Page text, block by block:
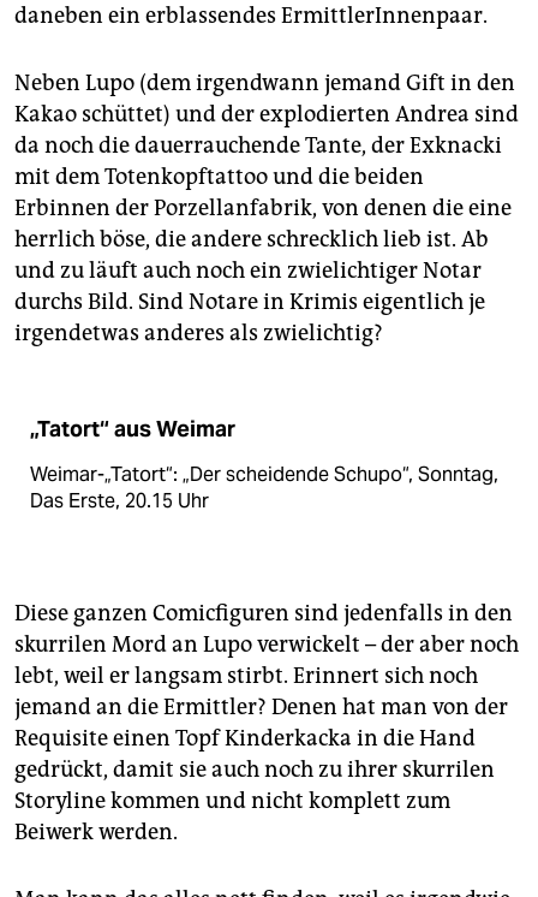
daneben ein erblassendes ErmittlerInnenpaar.
Neben Lupo (dem irgendwann jemand Gift in den
Kakao schüttet) und der explodierten Andrea sind
da noch die dauerrauchende Tante, der Exknacki
mit dem Totenkopftattoo und die beiden
Erbinnen der Porzellanfabrik, von denen die eine
herrlich böse, die andere schrecklich lieb ist. Ab
und zu läuft auch noch ein zwielichtiger Notar
durchs Bild. Sind Notare in Krimis eigentlich je
irgendetwas anderes als zwielichtig?
„Tatort“ aus Weimar
Weimar-„Tatort“: „Der scheidende Schupo“, Sonntag,
Das Erste, 20.15 Uhr
Diese ganzen Comicfiguren sind jedenfalls in den
skurrilen Mord an Lupo verwickelt – der aber noch
lebt, weil er langsam stirbt. Erinnert sich noch
jemand an die Ermittler? Denen hat man von der
Requisite einen Topf Kinderkacka in die Hand
gedrückt, damit sie auch noch zu ihrer skurrilen
Storyline kommen und nicht komplett zum
Beiwerk werden.